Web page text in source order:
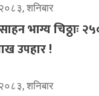
शनिबार
भाग्य चिठ्ठाः
उपहार !
शनिबार